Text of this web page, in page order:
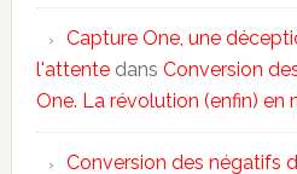
Capture One, une
l'attentedans Conversion
One. La révolution (enfin) en
Conversion des négatifs